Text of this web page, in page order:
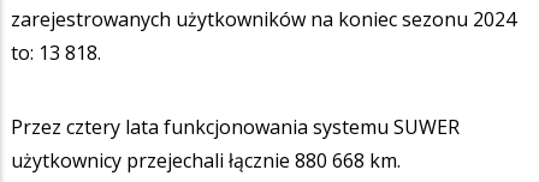
zarejestrowanych użytkowników na koniec sezonu 2024
to: 13 818.
Przez cztery lata funkcjonowania systemu SUWER
użytkownicy przejechali łącznie 880 668 km.